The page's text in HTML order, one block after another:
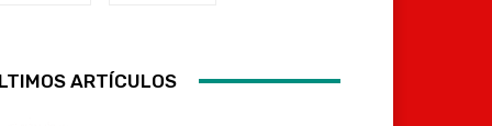
TelegramARTÍCULOS